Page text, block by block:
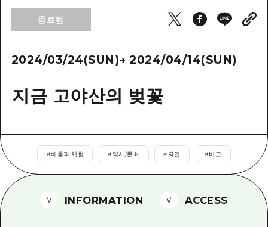
나이트 라이프
세계유산
배움과 체험
역사/문화
자연
야마구치(山口)현 동부
빠른 여행
반나절
1박 2일
미야지마(宮島) 주변
야마구치(山口)현 동부
에히메(愛媛)현
시마네(島根)현
접근
보조 트래픽 요약
시설 혼잡 상황
수하물 보관 및 배송 서비스
외국인 여행자용 거리 관광안내소
자원봉사 가이드
히로시마현내 매력을 동영상으로 소개!
종료됨
2024/03/24(SUN)→2024/04/14(SUN)
지금 고야산의 벚꽃
#배움과 체험 # 역사/문화 #자연 #비고
INFORMATION ACCESS